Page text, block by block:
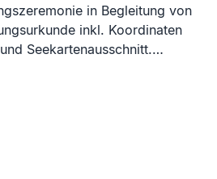
in Begleitung von
inkl. Koordinaten
Seekartenausschnitt.
enthalten.